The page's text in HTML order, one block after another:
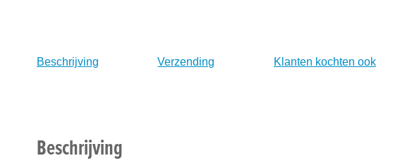
van
Beschrijving Verzending Klanten kochten ook
Beschrijving